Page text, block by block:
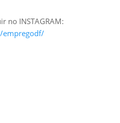
no INSTAGRAM:
empregodf/